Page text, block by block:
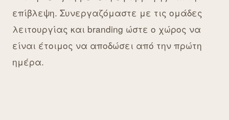
επίβλεψη. Συνεργαζόμαστε με τις ομάδες
λειτουργίας και branding ώστε ο χώρος να
είναι έτοιμος να αποδώσει από την πρώτη
ημέρα.